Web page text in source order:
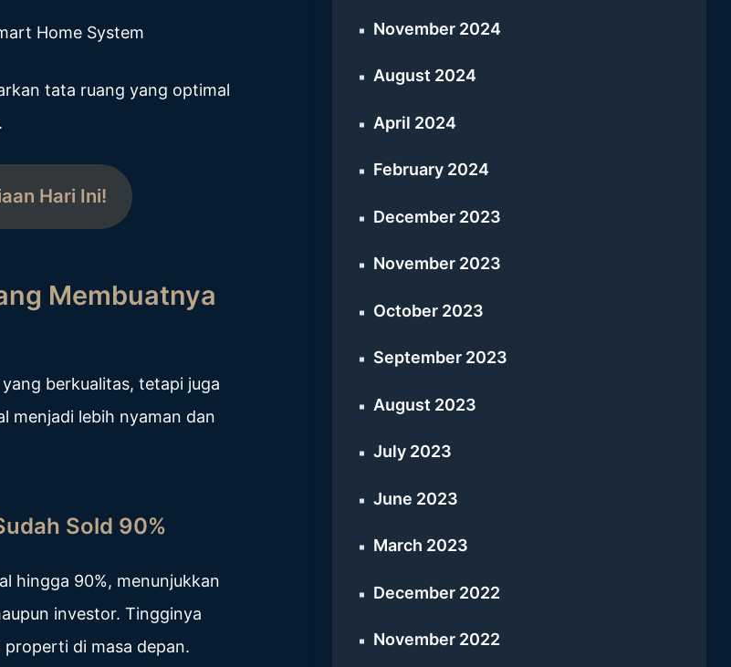
Home System
tata ruang yang optimal
Hari Ini!
Membuatnya
berkualitas, tetapi juga
menjadi lebih nyaman dan
Sold 90%
hingga 90%, menunjukkan
investor. Tingginya
di masa depan.
November 2024
August 2024
April 2024
February 2024
December 2023
November 2023
October 2023
September 2023
August 2023
July 2023
June 2023
March 2023
December 2022
November 2022